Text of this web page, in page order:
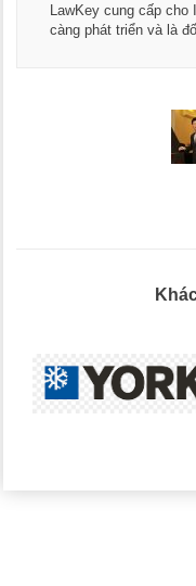
LawKey cung cấp cho
càng phát triển và là